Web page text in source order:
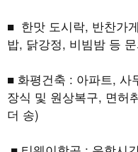
■ 한맛 도시락, 반찬가
밥, 닭강정, 비빔밤 등
■ 화평건축 : 아파트, 사
장식 및 원상복구, 면허
더 송)